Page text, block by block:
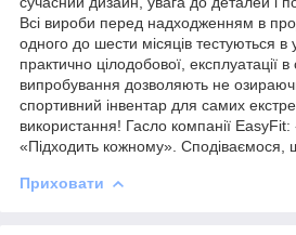
Всі вироби перед надходженням в
одного до шести місяців тестуються в
практично цілодобової, експлуатації
випробування дозволяють не
спортивний інвентар для самих
використання! Гасло компанії
«Підходить кожному». Сподіваємося,
Приховати